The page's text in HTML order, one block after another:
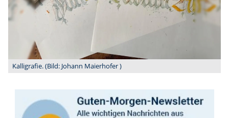
Kalligrafie. (Bild: Johann Maierhofer )